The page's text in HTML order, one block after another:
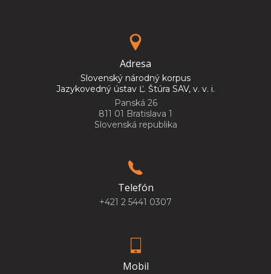
Adresa
Slovenský národný korpus
Jazykovedný ústav Ľ. Štúra SAV, v. v. i.
Panská 26
811 01 Bratislava 1
Slovenská republika
Telefón
+421 2 5441 0307
Mobil